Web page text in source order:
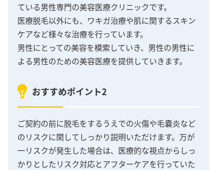
ている男性専門の美容医療クリニックです。
医療脱毛以外にも、ワキガ治療や肌に関するスキン
ケアなど様々な治療を行っています。
男性にとっての美容を模索していき、男性の男性に
よる男性のための美容医療を提供していきます。
おすすめポイント2
ご契約の前に脱毛をするうえでの火傷や毛嚢炎など
のリスクに関してしっかり説明いただけます。万が
一リスクが発生した場合は、医療的な視点からしっ
かりとしたリスク対応とアフターケアを行っていた